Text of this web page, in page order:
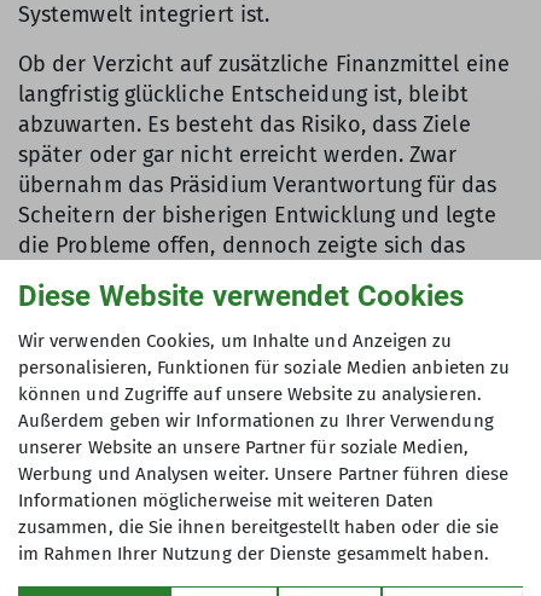
Systemwelt integriert ist.
Ob der Verzicht auf zusätzliche Finanzmittel eine
langfristig glückliche Entscheidung ist, bleibt
abzuwarten. Es besteht das Risiko, dass Ziele
später oder gar nicht erreicht werden. Zwar
übernahm das Präsidium Verantwortung für das
Scheitern der bisherigen Entwicklung und legte
die Probleme offen, dennoch zeigte sich das
Verbandsfinanzierung, Immobilien und Satzung
(TOP 9, 12–15)
Im Tagesordnungspunkt zur Verbandsfinanzierung
(TOP 9) wurde beschlossen, dass 2025 keine
Erhöhung des Verbandsbeitrags erfolgt –
insbesondere nicht in Bezug auf
Mehrjahresplanung und Leistungssport. Ein
Antrag zur Einführung einer indexierten
Diese Website verwendet Cookies
Wir verwenden Cookies, um Inhalte und Anzeigen zu
personalisieren, Funktionen für soziale Medien anbieten zu
können und Zugriffe auf unsere Website zu analysieren.
Außerdem geben wir Informationen zu Ihrer Verwendung
unserer Website an unsere Partner für soziale Medien,
Werbung und Analysen weiter. Unsere Partner führen diese
Informationen möglicherweise mit weiteren Daten
zusammen, die Sie ihnen bereitgestellt haben oder die sie
im Rahmen Ihrer Nutzung der Dienste gesammelt haben.